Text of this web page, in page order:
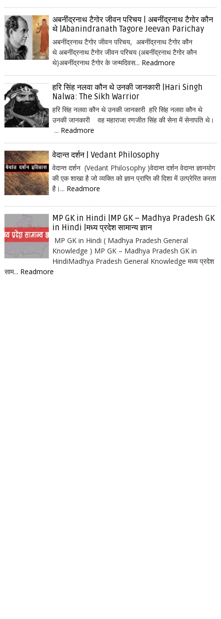
अबनींद्रनाथ टैगोर जीवन परिचय | अबनींद्रनाथ टैगोर कौन
थे |Abanindranath Tagore Jeevan Parichay
अबनींद्रनाथ टैगोर जीवन परिचय, अबनींद्रनाथ टैगोर कौन
थे अबनींद्रनाथ टैगोर जीवन परिचय (अबनींद्रनाथ टैगोर कौन
थे)अबनींद्रनाथ टैगोर के जन्मदिवस... Readmore
हरि सिंह नलवा कौन थे उनकी जानकारी |Hari Singh
Nalwa: The Sikh Warrior
हरि सिंह नलवा कौन थे उनकी जानकारी हरि सिंह नलवा कौन थे
उनकी जानकारी वह महाराजा रणजीत सिंह की सेना में सेनापति थे।
... Readmore
वेदान्त दर्शन | Vedant Philosophy
वेदान्त दर्शन (Vedant Philosophy )वेदान्त दर्शन वेदान्त ज्ञानयोग
की एक शाखा है जो व्यक्ति को ज्ञान प्राप्ति की दिशा में उत्प्रेरित करता
है।... Readmore
MP GK in Hindi |MP GK – Madhya Pradesh GK
in Hindi |मध्य प्रदेश सामान्य ज्ञान
MP GK in Hindi ( Madhya Pradesh General
Knowledge ) MP GK – Madhya Pradesh GK in
HindiMadhya Pradesh General Knowledge मध्य प्रदेश
साम... Readmore